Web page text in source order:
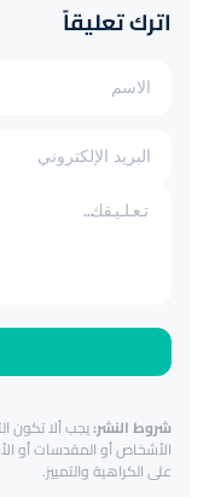
اترك تعليقاً
شروط النشر:يجب ألا تكون
الأشخاص أو المقدسات أو
على الكراهية والتمييز.